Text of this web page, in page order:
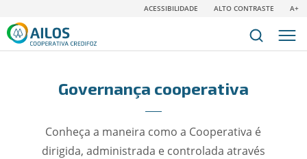
ACESSIBILIDADE ALTO CONTRASTE A+
Governança cooperativa
Conheça a maneira como a Cooperativa é
dirigida, administrada e controlada através